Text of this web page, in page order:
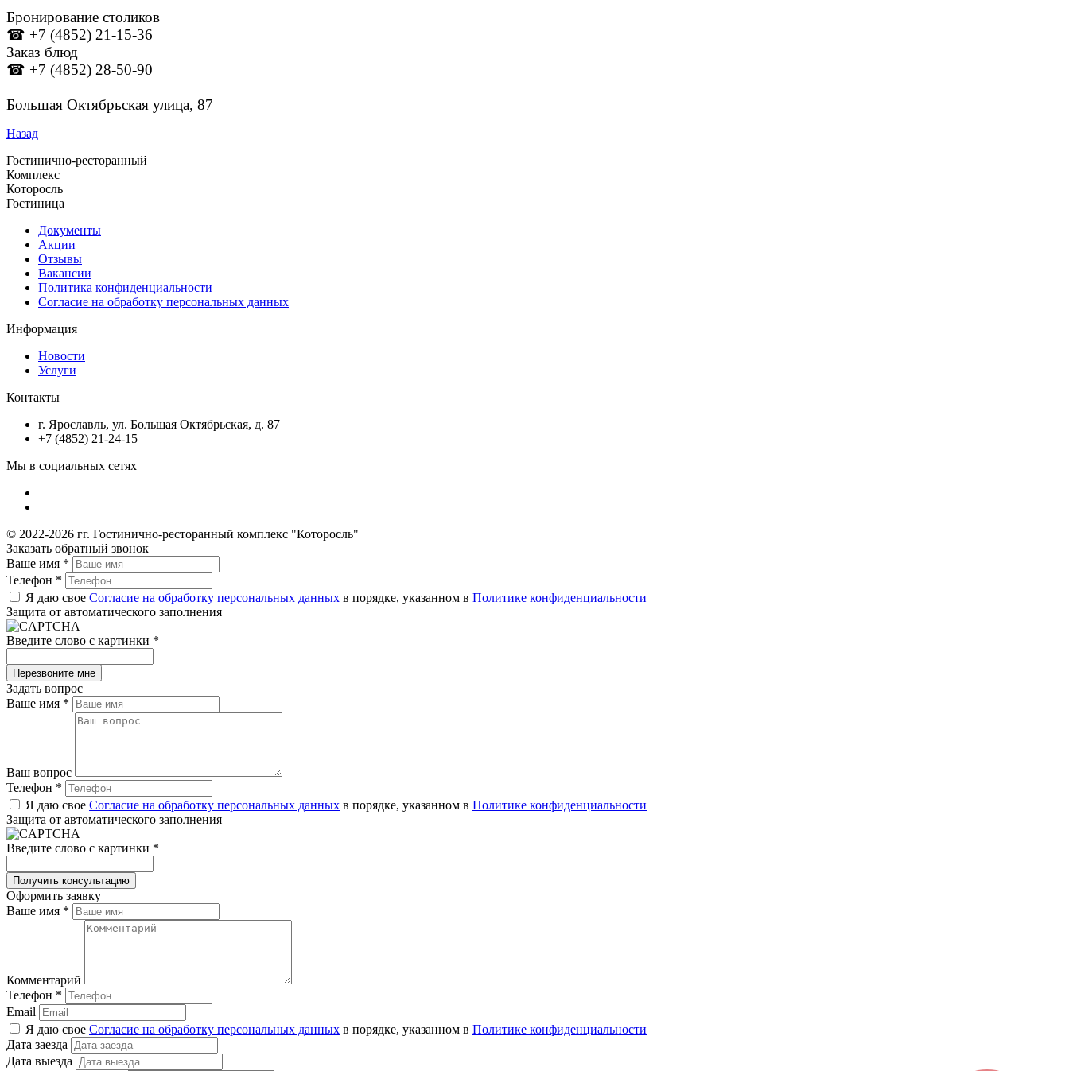
Бронирование столиков
☎ +7 (4852) 21-15-36
Заказ блюд
☎ +7 (4852) 28-50-90
Большая Октябрьская улица, 87
Назад
Гостинично-ресторанный
Комплекс
Которосль
Гостиница
Документы
Акции
Отзывы
Вакансии
Политика конфиденциальности
Согласие на обработку персональных данных
Информация
Новости
Услуги
Контакты
г. Ярославль, ул. Большая Октябрьская, д. 87
+7 (4852) 21-24-15
Мы в социальных сетях
© 2022-2026 гг. Гостинично-ресторанный комплекс "Которосль"
Заказать обратный звонок
Ваше имя *
Телефон *
Я даю свое Согласие на обработку персональных данных в порядке, указанном в Политике конфиденциальности
Защита от автоматического заполнения
Введите слово с картинки *
Задать вопрос
Ваше имя *
Ваш вопрос
Телефон *
Я даю свое Согласие на обработку персональных данных в порядке, указанном в Политике конфиденциальности
Защита от автоматического заполнения
Введите слово с картинки *
Оформить заявку
Ваше имя *
Комментарий
Телефон *
Email
Я даю свое Согласие на обработку персональных данных в порядке, указанном в Политике конфиденциальности
Дата заезда
Дата выезда